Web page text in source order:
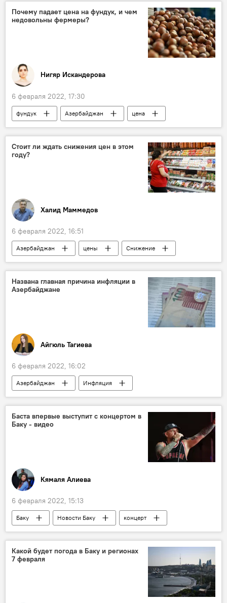
Почему падает цена на фундук, и чем
недовольны фермеры?
Нигяр Искандерова
6 февраля 2022, 17:30
фундук Азербайджан
цена
фермеры
недовольство
Стоит ли ждать снижения цен в этом
году?
Халид Маммедов
6 февраля 2022, 16:51
Азербайджан цены
Снижение
Экономика
Названа главная причина инфляции в
Азербайджане
Айгюль Тагиева
6 февраля 2022, 16:02
Азербайджан
Инфляция
Центральный банк АР
Причина
Экономика
Баста впервые выступит с концертом в
Баку - видео
Кямаля Алиева
6 февраля 2022, 15:13
Баку Новости Баку
концерт
"Жара"
Баста
Какой будет погода в Баку и регионах
7 февраля